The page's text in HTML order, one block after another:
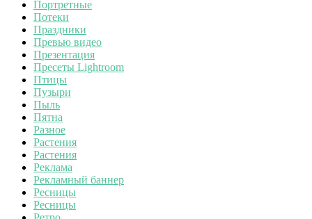
Портретные
Потеки
Праздники
Превью видео
Презентация
Пресеты Lightroom
Птицы
Пузыри
Пыль
Пятна
Разное
Растения
Растения
Реклама
Рекламный баннер
Ресницы
Ресницы